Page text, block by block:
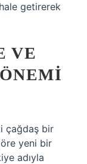
getirerek
VE
çağdaş bir
yeni bir
adıyla